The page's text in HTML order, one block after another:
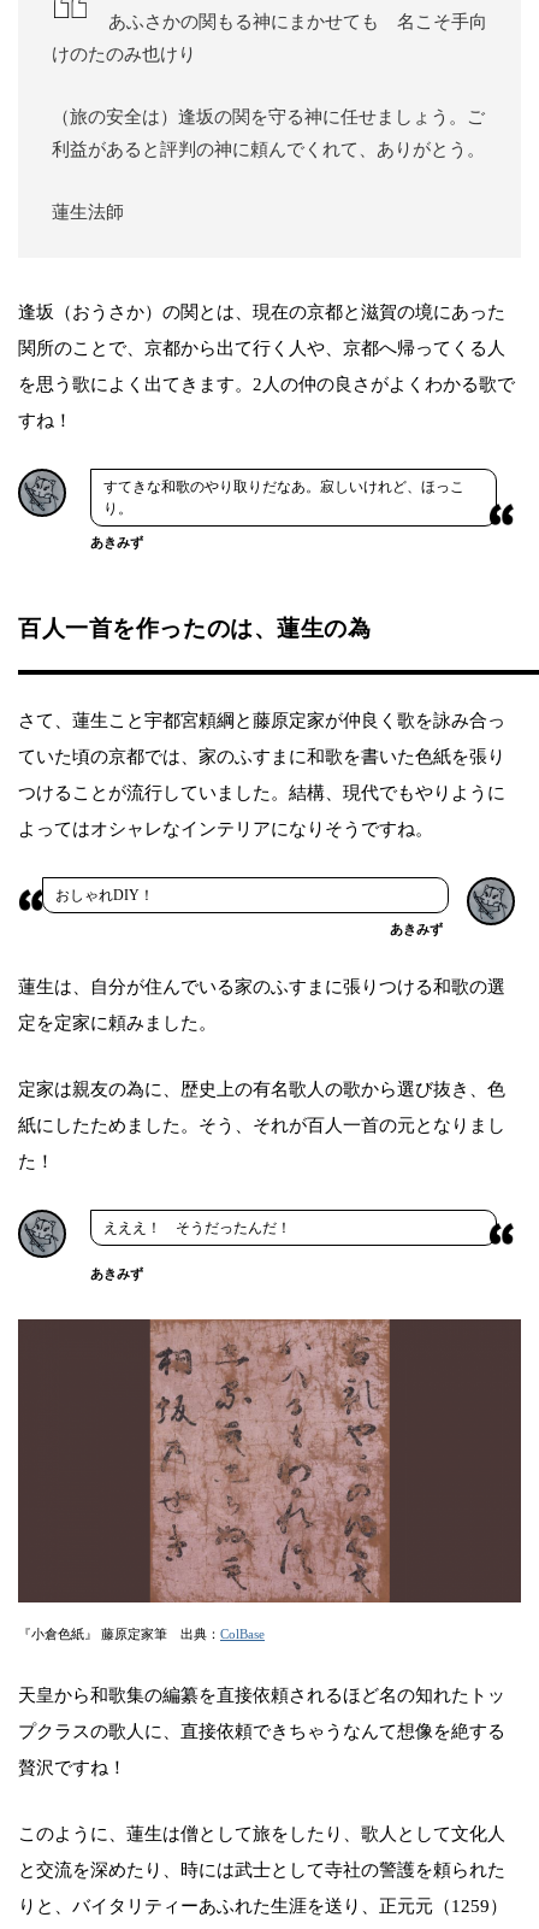
あふさかの関もる神にまかせても 名こそ手向
けのたのみ也けり
（旅の安全は）逢坂の関を守る神に任せましょう。ご
利益があると評判の神に頼んでくれて、ありがとう。
蓮生法師
逢坂（おうさか）の関とは、現在の京都と滋賀の境にあった
関所のことで、京都から出て行く人や、京都へ帰ってくる人
を思う歌によく出てきます。2人の仲の良さがよくわかる歌で
すね！
すてきな和歌のやり取りだなあ。寂しいけれど、ほっこ
り。
あきみず
百人一首を作ったのは、蓮生の為
さて、蓮生こと宇都宮頼綱と藤原定家が仲良く歌を詠み合っ
ていた頃の京都では、家のふすまに和歌を書いた色紙を張り
つけることが流行していました。結構、現代でもやりように
よってはオシャレなインテリアになりそうですね。
おしゃれDIY！
あきみず
蓮生は、自分が住んでいる家のふすまに張りつける和歌の選
定を定家に頼みました。
定家は親友の為に、歴史上の有名歌人の歌から選び抜き、色
紙にしたためました。そう、それが百人一首の元となりまし
た！
えええ！ そうだったんだ！
あきみず
『小倉色紙』 藤原定家筆 出典： ColBase
天皇から和歌集の編纂を直接依頼されるほど名の知れたトッ
プクラスの歌人に、直接依頼できちゃうなんて想像を絶する
贅沢ですね！
このように、蓮生は僧として旅をしたり、歌人として文化人
と交流を深めたり、時には武士として寺社の警護を頼られた
りと、バイタリティーあふれた生涯を送り、正元元（1259）